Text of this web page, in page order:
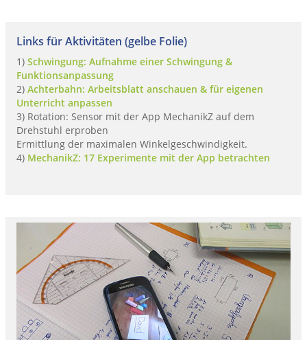
Links für Aktivitäten (gelbe Folie)
1) Schwingung: Aufnahme einer Schwingung &
Funktionsanpassung
2) Achterbahn: Arbeitsblatt anschauen & für eigenen
Unterricht anpassen
3) Rotation: Sensor mit der App MechanikZ auf dem
Drehstuhl erproben
Ermittlung der maximalen Winkelgeschwindigkeit.
4) MechanikZ: 17 Experimente mit der App betrachten